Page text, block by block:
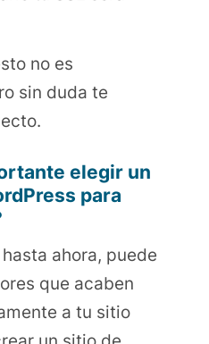
no es
sin duda te
elegir un
para
ahora, puede
que acaben
a tu sitio